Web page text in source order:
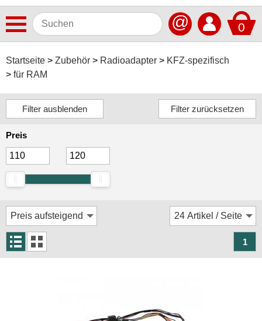
0
@
Startseite Zubehör Radioadapter
KFZ-spezifisch
für RAM
Autoradios
Dashcams
Freisprechanlagen
Lautsprecher
Navigationssoftware
Navigationssysteme
Preis
1